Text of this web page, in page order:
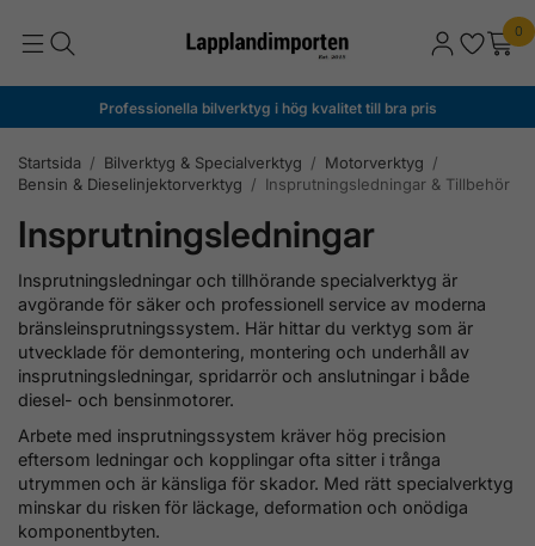
0
Professionella bilverktyg i hög kvalitet till bra pris
Startsida / Bilverktyg & Specialverktyg / Motorverktyg /
Bensin & Dieselinjektorverktyg / Insprutningsledningar & Tillbehör
Insprutningsledningar
Insprutningsledningar och tillhörande specialverktyg är
avgörande för säker och professionell service av moderna
bränsleinsprutningssystem. Här hittar du verktyg som är
utvecklade för demontering, montering och underhåll av
insprutningsledningar, spridarrör och anslutningar i både
diesel- och bensinmotorer.
Arbete med insprutningssystem kräver hög precision
eftersom ledningar och kopplingar ofta sitter i trånga
utrymmen och är känsliga för skador. Med rätt specialverktyg
minskar du risken för läckage, deformation och onödiga
komponentbyten.